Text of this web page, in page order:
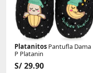
Platanitos Pantufla Dama
P Platanin
S/ 29.90